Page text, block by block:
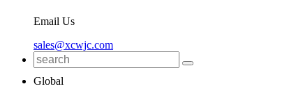
Email Us
sales@xcwjc.com
Global